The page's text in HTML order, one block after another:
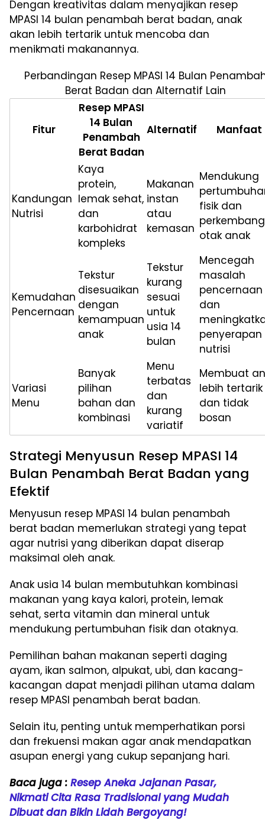
Dengan kreativitas dalam menyajikan resep
MPASI 14 bulan penambah berat badan, anak
akan lebih tertarik untuk mencoba dan
menikmati makanannya.
Perbandingan Resep MPASI 14 Bulan
Berat Badan dan Alternatif Lain
Fitur
Resep MPASI
14 Bulan
Penambah
Berat Badan
Alternatif Manfaat
Kandungan
Nutrisi
Kaya
protein,
lemak sehat,
dan
karbohidrat
kompleks
Makanan
instan
atau
kemasan
Mendukung
fisik dan
otak anak
Kemudahan
Pencernaan
Tekstur
disesuaikan
dengan
kemampuan
anak
Tekstur
kurang
sesuai
untuk
usia 14
bulan
Mencegah
masalah
pencernaan
dan
penyerapan
nutrisi
Variasi
Menu
Banyak
pilihan
bahan dan
kombinasi
Menu
terbatas
dan
kurang
variatif
Membuat
lebih tertarik
dan tidak
bosan
Strategi Menyusun Resep MPASI 14
Bulan Penambah Berat Badan yang
Efektif
Menyusun resep MPASI 14 bulan penambah
berat badan memerlukan strategi yang tepat
agar nutrisi yang diberikan dapat diserap
maksimal oleh anak.
Anak usia 14 bulan membutuhkan kombinasi
makanan yang kaya kalori, protein, lemak
sehat, serta vitamin dan mineral untuk
mendukung pertumbuhan fisik dan otaknya.
Pemilihan bahan makanan seperti daging
ayam, ikan salmon, alpukat, ubi, dan kacang-
kacangan dapat menjadi pilihan utama dalam
resep MPASI penambah berat badan.
Selain itu, penting untuk memperhatikan porsi
dan frekuensi makan agar anak mendapatkan
asupan energi yang cukup sepanjang hari.
Baca juga : Resep Aneka Jajanan Pasar,
Nikmati Cita Rasa Tradisional yang Mudah
Dibuat dan Bikin Lidah Bergoyang!